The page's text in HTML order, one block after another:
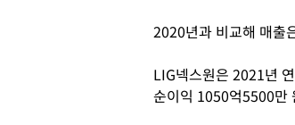
2020년과 비교해 매출
LIG넥스원은 2021년
순이익 1050억5500만